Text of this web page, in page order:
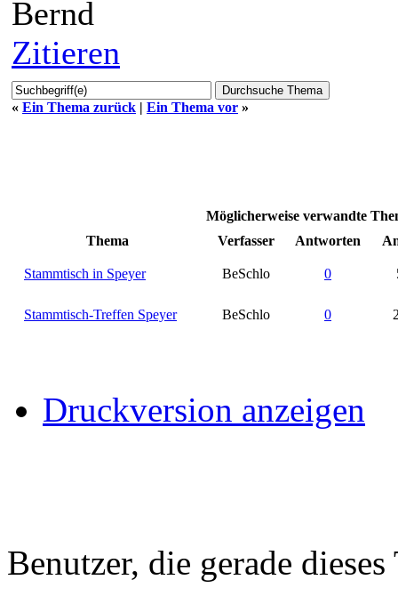
Bernd
Zitieren
« Ein Thema zurück | Ein Thema vor »
Möglicherweise verwandte
Thema
Verfasser Antworten
Stammtisch in Speyer BeSchlo 0
Stammtisch-Treffen Speyer BeSchlo 0
Druckversion anzeigen
Benutzer, die gerade